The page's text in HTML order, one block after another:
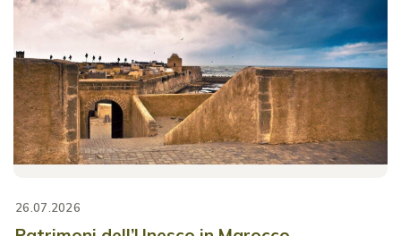
26.07.2026